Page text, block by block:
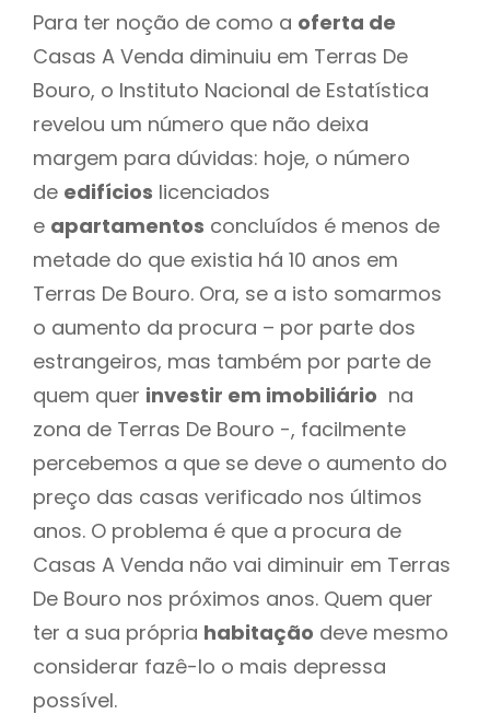
Para ter noção de como a oferta de
Casas A Venda diminuiu em Terras De
Bouro, o Instituto Nacional de Estatística
revelou um número que não deixa
margem para dúvidas: hoje, o número
de edifícios licenciados
e apartamentos concluídos é menos de
metade do que existia há 10 anos em
Terras De Bouro. Ora, se a isto somarmos
o aumento da procura – por parte dos
estrangeiros, mas também por parte de
quem quer investir em imobiliário na
zona de Terras De Bouro -, facilmente
percebemos a que se deve o aumento do
preço das casas verificado nos últimos
anos. O problema é que a procura de
Casas A Venda não vai diminuir em Terras
De Bouro nos próximos anos. Quem quer
ter a sua própria habitação deve mesmo
considerar fazê-lo o mais depressa
possível.